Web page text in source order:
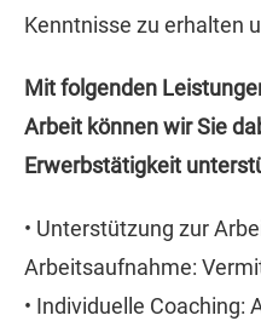
Kenntnisse zu erhalten
Mit folgenden
Arbeit können wir Sie
Erwerbstätigkeit
• Unterstützung zur
Arbeitsaufnahme:
• Individuelle Coaching: